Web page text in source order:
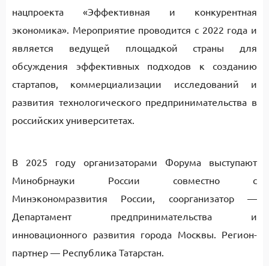
нацпроекта «Эффективная и конкурентная
экономика». Мероприятие проводится с 2022 года и
является ведущей площадкой страны для
обсуждения эффективных подходов к созданию
стартапов, коммерциализации исследований и
развития технологического предпринимательства в
российских университетах.
В 2025 году организаторами Форума выступают
Минобрнауки России совместно с
Минэкономразвития России, соорганизатор —
Департамент предпринимательства и
инновационного развития города Москвы. Регион-
партнер — Республика Татарстан.